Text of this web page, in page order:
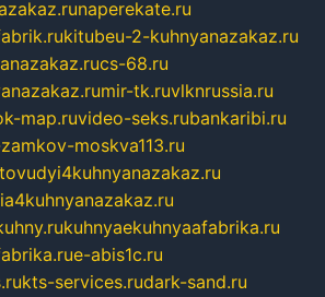
naperekate.ru
kitubeu-2-kuhnyanazakaz.ru
cs-68.ru
mir-tk.ruvlknrussia.ru
map.ruvideo-seks.rubankaribi.ru
moskva113.ru
tovudyi4kuhnyanazakaz.ru
kuhnyaekuhnyaafabrika.ru
e-abis1c.ru
kts-services.rudark-sand.ru